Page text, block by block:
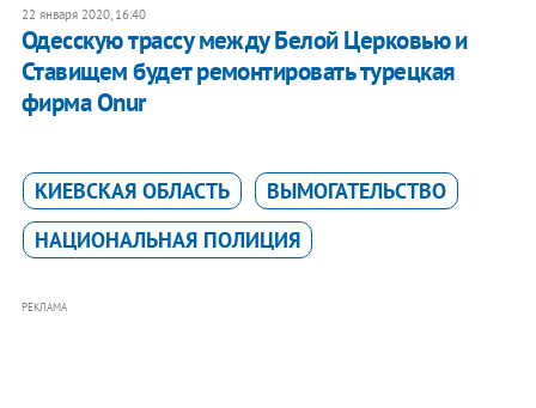
22 января 2020, 16:40
Одесскую трассу между Белой Церковью и
Ставищем будет ремонтировать турецкая
фирма Onur
КИЕВСКАЯ ОБЛАСТЬ
ВЫМОГАТЕЛЬСТВО
НАЦИОНАЛЬНАЯ ПОЛИЦИЯ
РЕКЛАМА